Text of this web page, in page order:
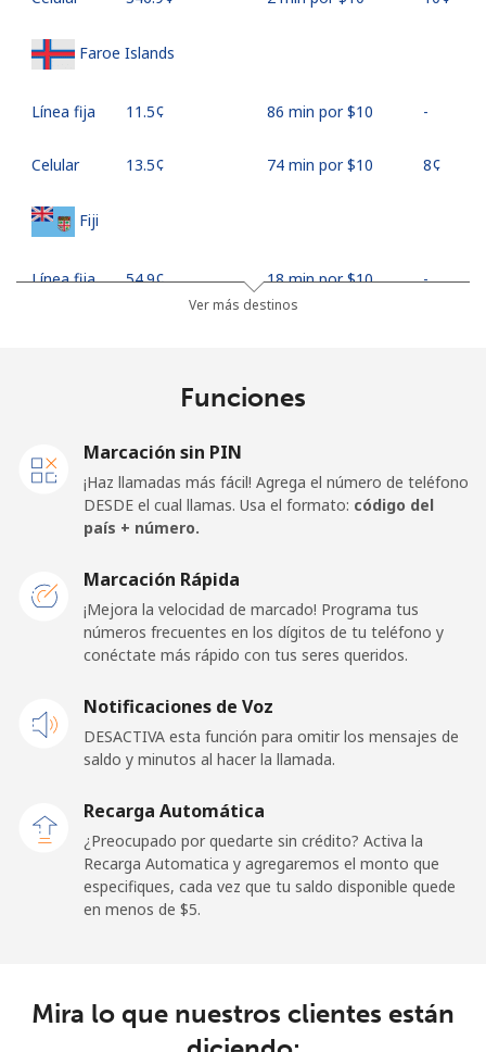
Faroe Islands
Línea fija ⁦11.5¢⁩ 86 min por ⁦$10⁩ -
Celular ⁦13.5¢⁩ 74 min por ⁦$10⁩ ⁦8¢⁩
Fiji
Línea fija ⁦54.9¢⁩ 18 min por ⁦$10⁩ -
Línea fija ⁦51.9¢⁩
⁦50.5¢⁩ 19 min por ⁦$10⁩ ⁦15¢⁩
Línea fija ⁦1.5¢⁩ 665 min por ⁦$10⁩
⁦3.5¢⁩ 285 min por ⁦$10⁩
Celular ⁦41.9¢⁩ 23 min por ⁦$10⁩
French Polynesia
Celular 20 min por ⁦$10⁩ ⁦15¢⁩
Ver más destinos
Funciones
Marcación sin PIN
¡Haz llamadas más fácil! Agrega el número de teléfono
DESDE el cual llamas. Usa el formato: código del
país + número.
Marcación Rápida
¡Mejora la velocidad de marcado! Programa tus
números frecuentes en los dígitos de tu teléfono y
conéctate más rápido con tus seres queridos.
Notificaciones de Voz
DESACTIVA esta función para omitir los mensajes de
saldo y minutos al hacer la llamada.
Recarga Automática
¿Preocupado por quedarte sin crédito? Activa la
Recarga Automatica y agregaremos el monto que
especifiques, cada vez que tu saldo disponible quede
en menos de ⁦$5⁩.
Mira lo que nuestros clientes están